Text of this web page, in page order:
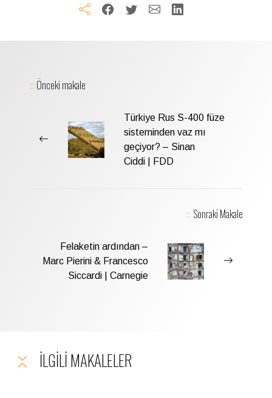
::: Önceki makale
Türkiye Rus S-400 füze
sisteminden vaz mı
geçiyor? – Sinan
Ciddi | FDD
::: Sonraki Makale
Felaketin ardından –
Marc Pierini & Francesco
Siccardi | Carnegie
İLGILI MAKALELER